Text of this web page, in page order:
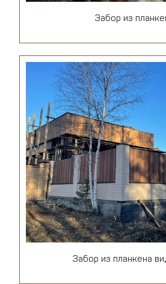
Забор из
Забор из планкена